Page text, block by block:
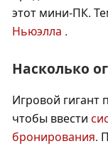
этот мини-ПК.
Ньюэлла .
Насколько
Игровой гигант
чтобы ввести
бронирования.